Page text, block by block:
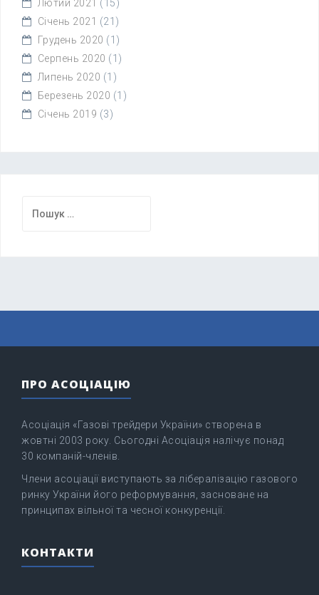
Лютий 2021 (15)
Січень 2021 (21)
Грудень 2020 (1)
Серпень 2020 (1)
Липень 2020 (1)
Березень 2020 (1)
Січень 2019 (3)
ПРО АСОЦІАЦІЮ
Асоціація «Газові трейдери України» створена в
жовтні 2003 року. Сьогодні Асоціація налічує понад
30 компаній-членів.
Члени асоціації виступають за лібералізацію газового
ринку України його реформування, засноване на
принципах вільної та чесної конкуренції.
КОНТАКТИ